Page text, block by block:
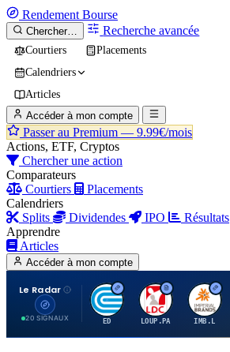
Rendement Bourse
Chercher… Recherche avancée
Courtiers
Placements
Calendriers
Articles
Accéder à mon compte
Passer au Premium — 9.99€/mois
Actions, ETF, Cryptos
Chercher une action
Comparateurs
Courtiers
Placements
Calendriers
Splits
Dividendes IPO
Résultats
Apprendre
Articles
Accéder à mon compte
Le Radar
20 SIGNAUX
C
ED
L
LOUP.PA
I
IMB.L